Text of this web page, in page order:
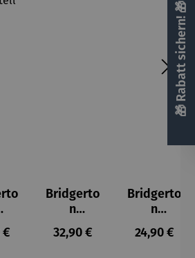
Preis:
€
Bridgerto
n
Espresso
becher
Regulärer Preis:
32,90 €
Bridgerto
n
Zuckerdo
se aus
Regulärer
24,90 €
🎁 Rabatt sichern! 🎁